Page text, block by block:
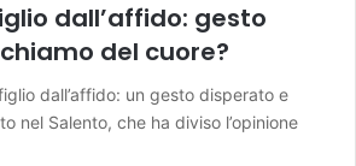
dall’affido: gesto
del cuore?
dall’affido: un gesto disperato e
nel Salento, che ha diviso l’opinione